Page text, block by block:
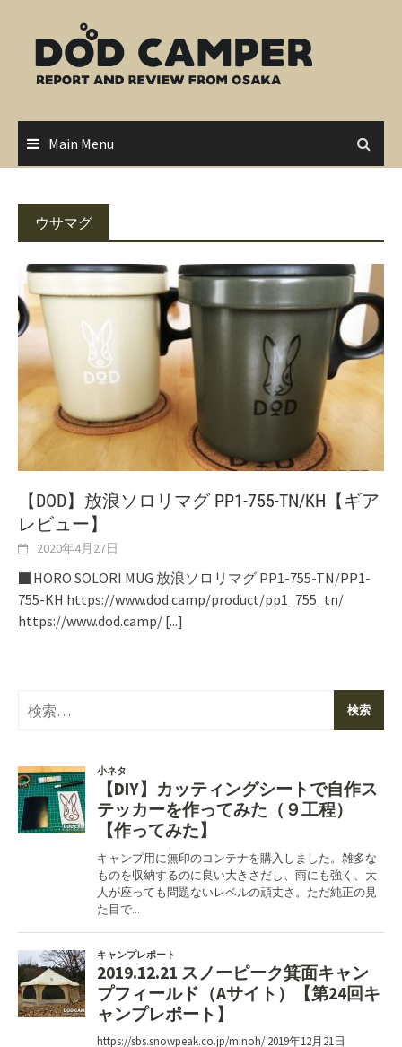
content
Main Menu
ウサマグ
【DOD】放浪ソロリマグ PP1-755-TN/KH【ギア
レビュー】
2020年4月27日
■ HORO SOLORI MUG 放浪ソロリマグ PP1-755-TN/PP1-
755-KH https://www.dod.camp/product/pp1_755_tn/
https://www.dod.camp/ [...]
検
索: